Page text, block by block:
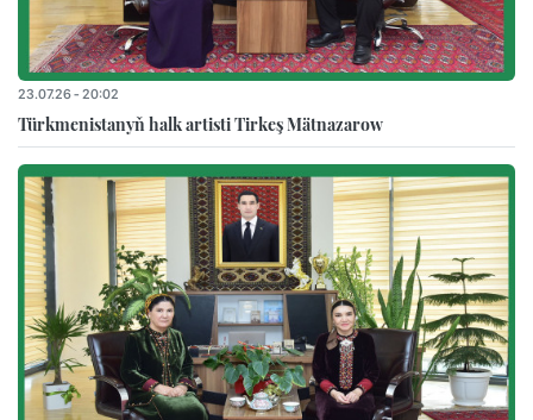
23.07.26 - 20:02
Türkmenistanyň halk artisti Tirkeş Mätnazarow